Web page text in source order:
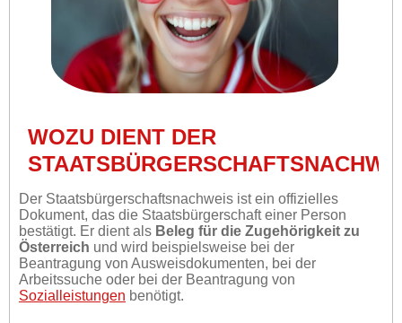
WOZU DIENT DER
Der Staatsbürgerschaftsnachweis ist ein offizielles
Dokument, das die Staatsbürgerschaft einer Person
bestätigt. Er dient als Beleg für die Zugehörigkeit zu
Österreich und wird beispielsweise bei der
Beantragung von Ausweisdokumenten, bei der
Arbeitssuche oder bei der Beantragung von
Sozialleistungen benötigt.